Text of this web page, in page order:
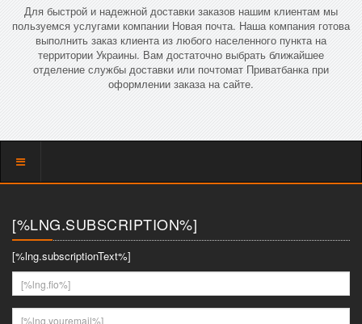
Для быстрой и надежной доставки заказов нашим клиентам мы
пользуемся услугами компании Новая почта. Наша компания готова
выполнить заказ клиента из любого населенного пункта на
территории Украины. Вам достаточно выбрать ближайшее
отделение службы доставки или почтомат Приватбанка при
оформлении заказа на сайте.
Показать
[%LNG.SUBSCRIPTION%]
[%lng.subscriptionText%]
[%lng.fio%]
[%lng.youremail%]